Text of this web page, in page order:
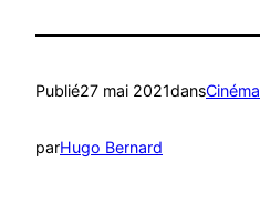
Publié27 mai 2021dansCinéma
parHugo Bernard